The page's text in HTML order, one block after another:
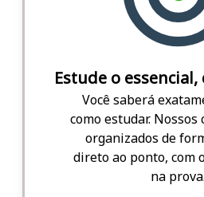
Estude o
Você saberá
como estudar. Nossos
organizados de
direto ao ponto, com
na prova.